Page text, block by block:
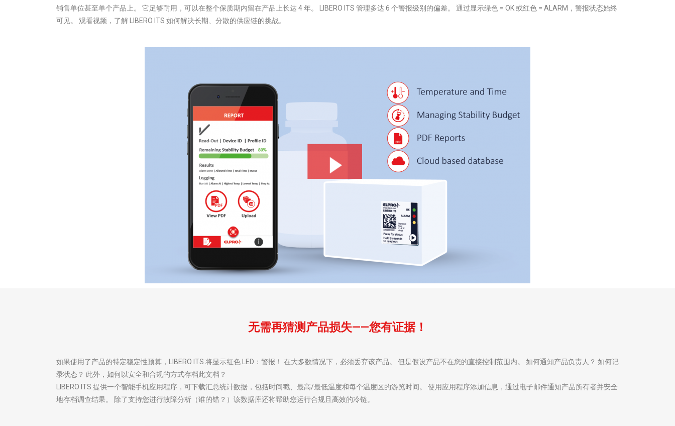
销售单位甚至单个产品上。 它足够耐用，可以在整个保质期内留在产品上长达 4 年。 LIBERO ITS 管理多达 6 个警报级别的偏差。 通过显示绿色 = OK 或红色 = ALARM，警报状态始终
可见。 观看视频，了解 LIBERO ITS 如何解决长期、分散的供应链的挑战。
无需再猜测产品损失——您有证据！
如果使用了产品的特定稳定性预算，LIBERO ITS 将显示红色 LED：警报！ 在大多数情况下，必须丢弃该产品。 但是假设产品不在您的直接控制范围内。 如何通知产品负责人？ 如何记
录状态？ 此外，如何以安全和合规的方式存档此文档？
LIBERO ITS 提供一个智能手机应用程序，可下载汇总统计数据，包括时间戳、最高/最低温度和每个温度区的游览时间。 使用应用程序添加信息，通过电子邮件通知产品所有者并安全
地存档调查结果。 除了支持您进行故障分析（谁的错？）该数据库还将帮助您运行合规且高效的冷链。